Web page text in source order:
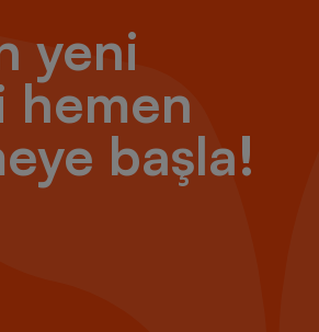
yeni
hemen
başla!